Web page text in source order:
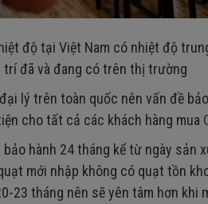
độ tại Việt Nam có nhiệt độ
đã và đang có trên thị trường
lý trên toàn quốc nên vấn đề
cho tất cả các khách hàng mua
hành 24 tháng kể từ ngày sản
mới nhập không có quạt tồn
23 tháng nên sẽ yên tâm hơn khi